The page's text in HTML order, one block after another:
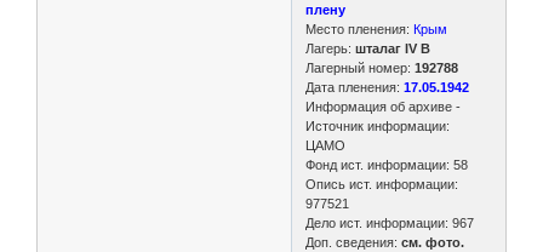
плену
Место пленения: Крым
Лагерь: шталаг IV B
Лагерный номер:192788
Дата пленения:17.05.1942
Информация об архиве -
Источник информации:
ЦАМО
Фонд ист. информации: 58
Опись ист. информации:
977521
Дело ист. информации: 967
Доп. сведения:см. фото.